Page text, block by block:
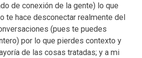
de conexión de la gente) lo que
te hace desconectar realmente del
(pues te puedes
por lo que pierdes contexto y
de las cosas tratadas; y a mi